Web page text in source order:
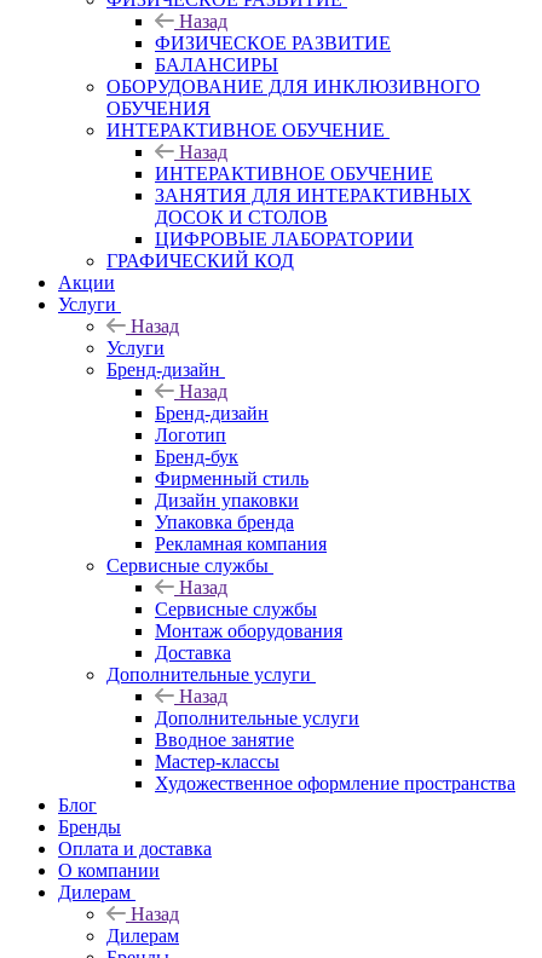
Назад
ФИЗИЧЕСКОЕ РАЗВИТИЕ
БАЛАНСИРЫ
ОБОРУДОВАНИЕ ДЛЯ ИНКЛЮЗИВНОГО
ОБУЧЕНИЯ
ИНТЕРАКТИВНОЕ ОБУЧЕНИЕ
Назад
ИНТЕРАКТИВНОЕ ОБУЧЕНИЕ
ЗАНЯТИЯ ДЛЯ ИНТЕРАКТИВНЫХ
ДОСОК И СТОЛОВ
ЦИФРОВЫЕ ЛАБОРАТОРИИ
ГРАФИЧЕСКИЙ КОД
Акции
Услуги
Назад
Услуги
Бренд-дизайн
Назад
Бренд-дизайн
Логотип
Бренд-бук
Фирменный стиль
Дизайн упаковки
Упаковка бренда
Рекламная компания
Сервисные службы
Назад
Сервисные службы
Монтаж оборудования
Доставка
Дополнительные услуги
Назад
Дополнительные услуги
Вводное занятие
Мастер-классы
Художественное оформление пространства
Блог
Бренды
Оплата и доставка
О компании
Дилерам
Назад
Дилерам